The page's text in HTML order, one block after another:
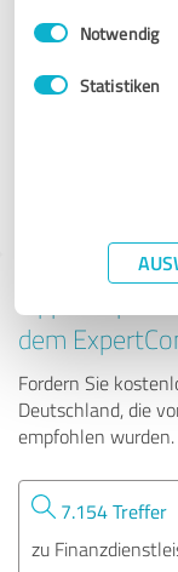
Impressum
Einwilligungsauswahl
Notwendig
Statistiken
Tipp: Die
dem
Fordern Sie
Deutschland, die
empfohlen wurden.
7.154 Treffer
zu